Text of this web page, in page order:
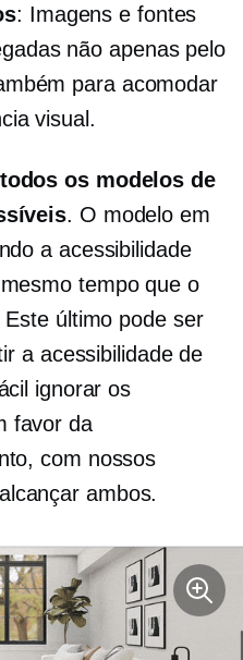
: Imagens e fontes
não apenas pelo
para acomodar
visual.
todos os modelos de
. O modelo em
a acessibilidade
tempo que o
último pode ser
a acessibilidade de
ignorar os
favor da
com nossos
ambos.